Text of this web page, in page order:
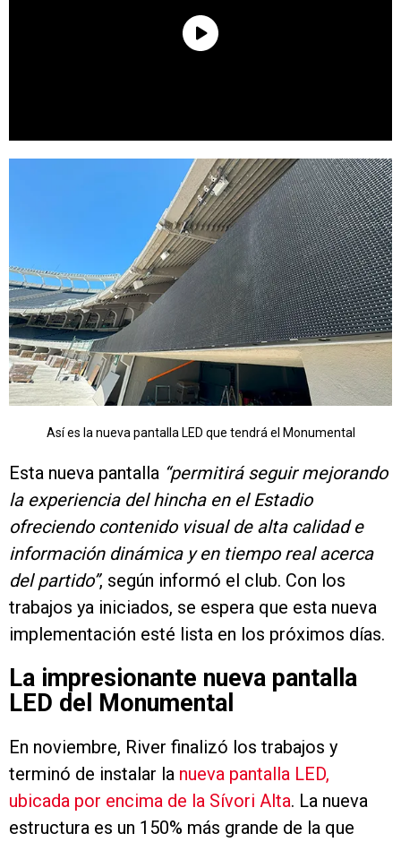
Así es la nueva pantalla LED que tendrá el Monumental
Esta nueva pantalla “permitirá seguir mejorando
la experiencia del hincha en el Estadio
ofreciendo contenido visual de alta calidad e
información dinámica y en tiempo real acerca
del partido”, según informó el club. Con los
trabajos ya iniciados, se espera que esta nueva
implementación esté lista en los próximos días.
La impresionante nueva pantalla
LED del Monumental
En noviembre, River finalizó los trabajos y
terminó de instalar la nueva pantalla LED,
ubicada por encima de la Sívori Alta. La nueva
estructura es un 150% más grande de la que